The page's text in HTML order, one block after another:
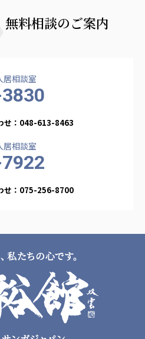
無料相談のご案内
居相談室
せ：048-613-8463
居相談室
せ：075-256-8700